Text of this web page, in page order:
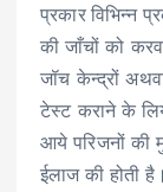
प्रकार विभिन्न
की जाँचों को
जॉच केन्द्रों
टेस्ट कराने के
आये परिजनों की
ईलाज की होती